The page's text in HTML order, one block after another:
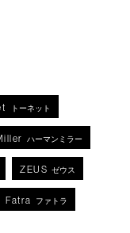
トーネット
ハーマンミラー
ZEUS ゼウス
Fatra ファトラ